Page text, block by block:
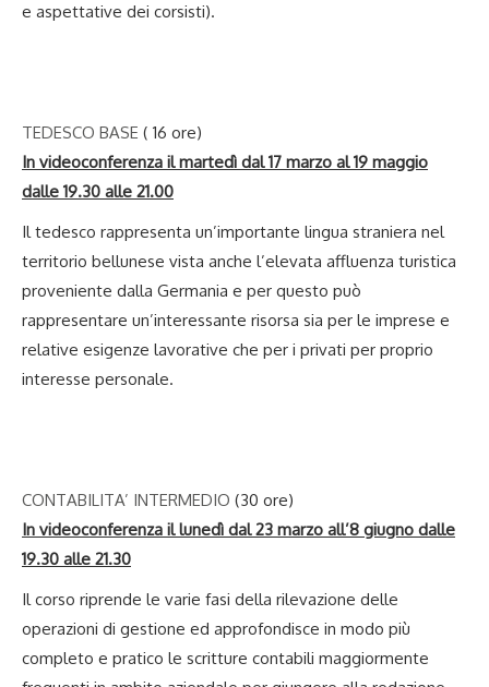
e aspettative dei corsisti).
TEDESCO BASE ( 16 ore)
In videoconferenza il martedì dal 17 marzo al 19 maggio
dalle 19.30 alle 21.00
Il tedesco rappresenta un’importante lingua straniera nel
territorio bellunese vista anche l’elevata affluenza turistica
proveniente dalla Germania e per questo può
rappresentare un’interessante risorsa sia per le imprese e
relative esigenze lavorative che per i privati per proprio
interesse personale.
CONTABILITA’ INTERMEDIO (30 ore)
In videoconferenza il lunedì dal 23 marzo all’8 giugno dalle
19.30 alle 21.30
Il corso riprende le varie fasi della rilevazione delle
operazioni di gestione ed approfondisce in modo più
completo e pratico le scritture contabili maggiormente